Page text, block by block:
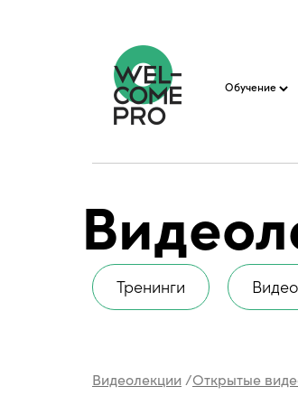
Обучение
Тренинги
Видеолекции /Открытые